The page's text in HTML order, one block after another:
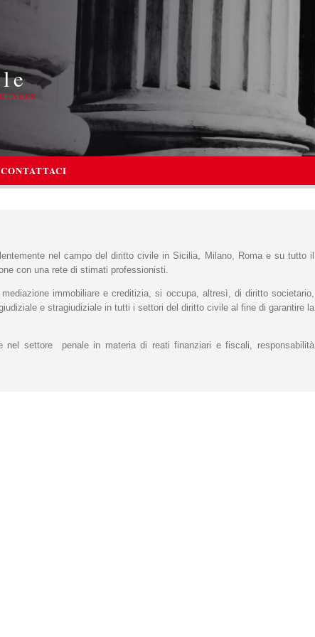
CONTATTACI
nel campo del diritto civile in Sicilia, Milano, Roma e su tutto il
con una rete di stimati professionisti.
immobiliare e creditizia, si occupa, altresì, di diritto societario,
e stragiudiziale in tutti i settori del diritto civile al fine di garantire la
nel settore penale in materia di reati finanziari e fiscali, responsabilità